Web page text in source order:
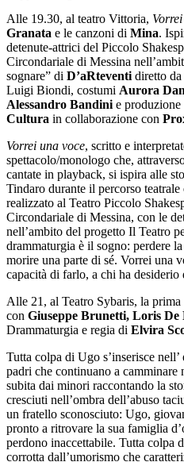
Alle 19.30, al teatro Vittoria,
Granata e le canzoni di Mina. I
detenute-attrici del Piccolo
Circondariale di Messina
sognare” di D’aRteventidiretto da
Luigi Biondi, costumi Aurora
Alessandro Bandinie produzione
Cultura in collaborazione con
Vorrei una voce, scritto e
spettacolo/monologo che,
cantate in playback, si ispira alle
Tindaro durante il percorso
realizzato al Teatro Piccolo
Circondariale di Messina, con le
nell’ambito del progetto Il Teatro
drammaturgia è il sogno: perdere
morire una parte di sé. Vorrei una
capacità di farlo, a chi ha desiderio
Alle 21, al Teatro Sybaris, la prima
con Giuseppe Brunetti, Loris De
Drammaturgia e regia di Elvira
Tutta colpa di Ugo s’inserisce
padri che continuano a
subita dai minori raccontando la
cresciuti nell’ombra dell’abuso
un fratello sconosciuto: Ugo,
pronto a ritrovare la sua famiglia
perdono inaccettabile. Tutta colpa
corrotta dall’umorismo che